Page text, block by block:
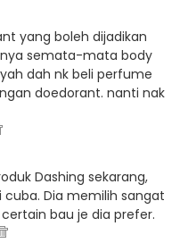
yang boleh dijadikan
semata-mata body
dah nk beli perfume
doedorant. nanti nak
Dashing sekarang,
Dia memilih sangat
bau je dia prefer.